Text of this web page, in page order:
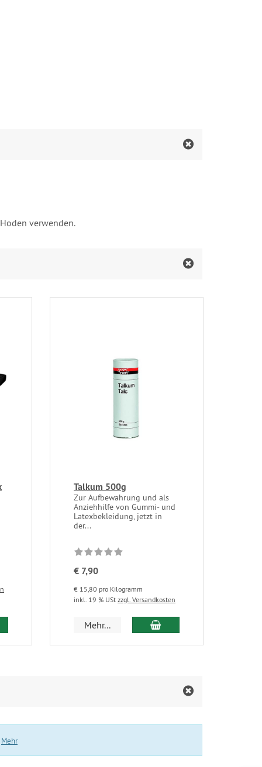
verwenden.
Talkum 500g
Zur Aufbewahrung und als
Anziehhilfe von Gummi- und
Latexbekleidung, jetzt in
der...
€ 7,90
€ 15,80 pro Kilogramm
inkl. 19 % USt zzgl. Versandkosten
Mehr... In den Warenkorb
Mehr